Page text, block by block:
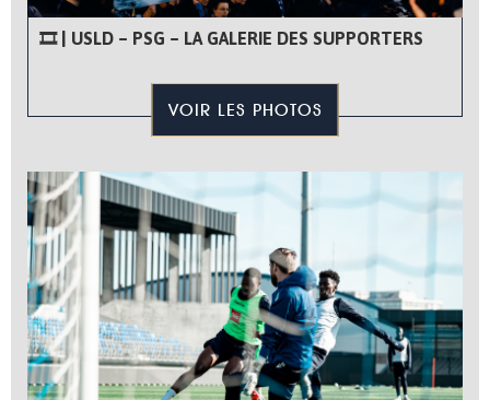
🎞 | USLD – PSG – LA GALERIE DES SUPPORTERS
VOIR LES PHOTOS